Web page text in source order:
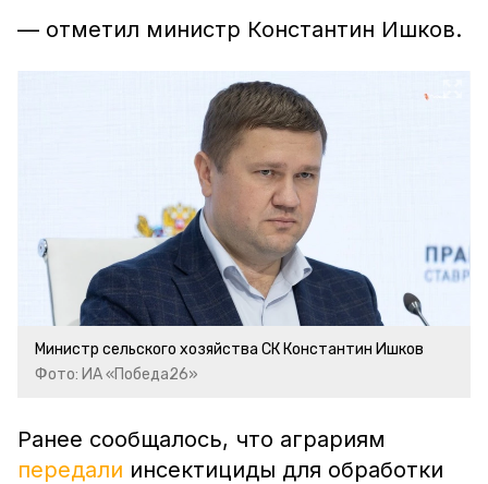
— отметил министр Константин Ишков.
Министр сельского хозяйства СК Константин Ишков
Фото: ИА «Победа26»
Ранее сообщалось, что аграриям
передали инсектициды для обработки